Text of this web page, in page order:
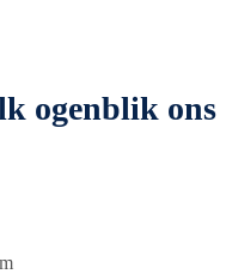
ogenblik ons